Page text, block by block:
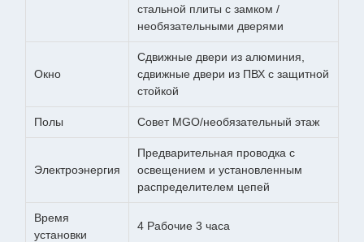
стальной плиты с замком /
необязательными дверями
Окно
Сдвижные двери из алюминия,
сдвижные двери из ПВХ с защитной
стойкой
Полы Совет MGO/необязательный этаж
Электроэнергия
Предварительная проводка с
освещением и установленным
распределителем цепей
Время
установки
4 Рабочие 3 часа